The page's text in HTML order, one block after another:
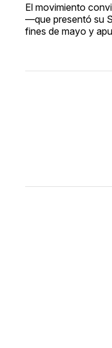
El movimiento
—que presentó su
fines de mayo y